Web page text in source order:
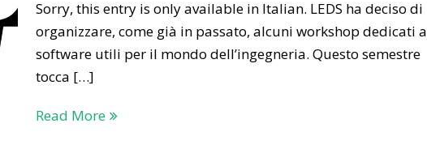
Sorry, this entry is only available in Italian. LEDS ha deciso di
organizzare, come già in passato, alcuni workshop dedicati a
software utili per il mondo dell’ingegneria. Questo semestre
tocca […]
Read More